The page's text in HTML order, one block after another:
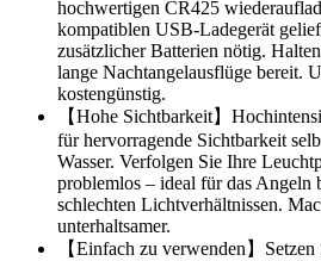
hochwertigen CR425
kompatiblen USB-Ladegerät
zusätzlicher Batterien nötig.
lange Nachtangelausflüge bereit.
kostengünstig.
【Hohe Sichtbarkeit】
für hervorragende Sichtbarkeit
Wasser. Verfolgen Sie Ihre
problemlos – ideal für das Angeln
schlechten Lichtverhältnissen.
unterhaltsamer.
【Einfach zu verwenden】